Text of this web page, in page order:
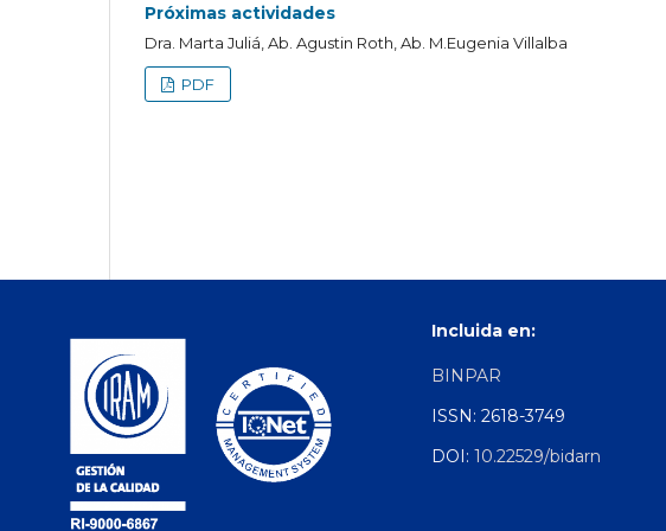
Próximas actividades
Dra. Marta Juliá, Ab. Agustin Roth, Ab. M.Eugenia Villalba
PDF
Incluida en:
BINPAR
ISSN: 2618-3749
DOI: 10.22529/bidarn